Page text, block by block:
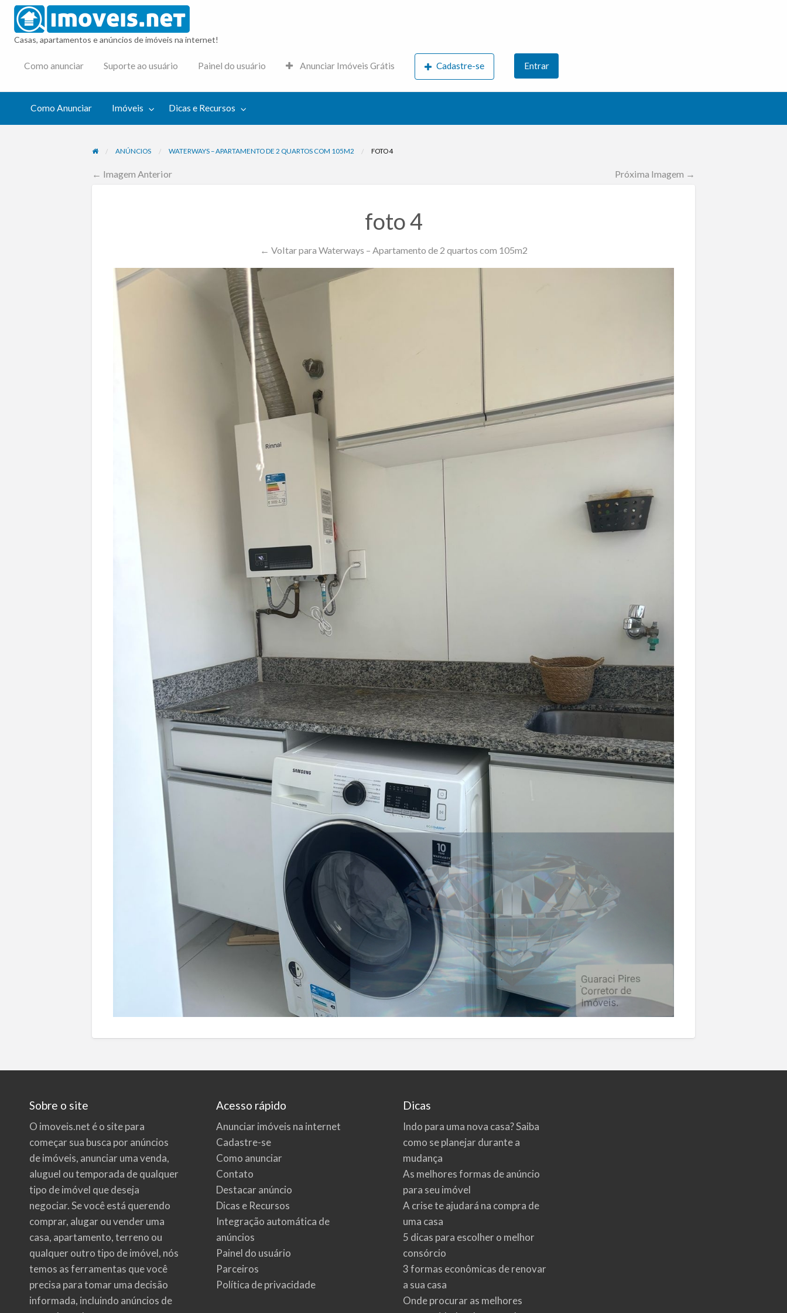
Casas, apartamentos e anúncios de imóveis na internet!
Como anunciar Suporte ao usuário Painel do usuário Anunciar Imóveis Grátis Cadastre-se Entrar
Como Anunciar Imóveis Dicas e Recursos
ANÚNCIOS WATERWAYS – APARTAMENTO DE 2 QUARTOS COM 105M2 FOTO 4
← Imagem Anterior Próxima Imagem →
foto 4
← Voltar para Waterways – Apartamento de 2 quartos com 105m2
Sobre o site
O imoveis.net é o site para
começar sua busca poranúncios
de imóveis, anunciar uma venda,
aluguel ou temporada de qualquer
tipo de imóvel que deseja
negociar. Se você está querendo
comprar, alugar ou vender uma
casa, apartamento, terreno ou
qualquer outro tipo de imóvel, nós
temos as ferramentas que você
precisa para tomar uma decisão
informada, incluindo anúncios de
Acesso rápido
Anunciar imóveis na internet
Cadastre-se
Como anunciar
Contato
Destacar anúncio
Dicas e Recursos
Integração automática de
anúncios
Painel do usuário
Parceiros
Política de privacidade
Dicas
Indo para uma nova casa? Saiba
como se planejar durante a
mudança
As melhores formas de anúncio
para seu imóvel
A crise te ajudará na compra de
uma casa
5 dicas para escolher o melhor
consórcio
3 formas econômicas de renovar
a sua casa
Onde procurar as melhores